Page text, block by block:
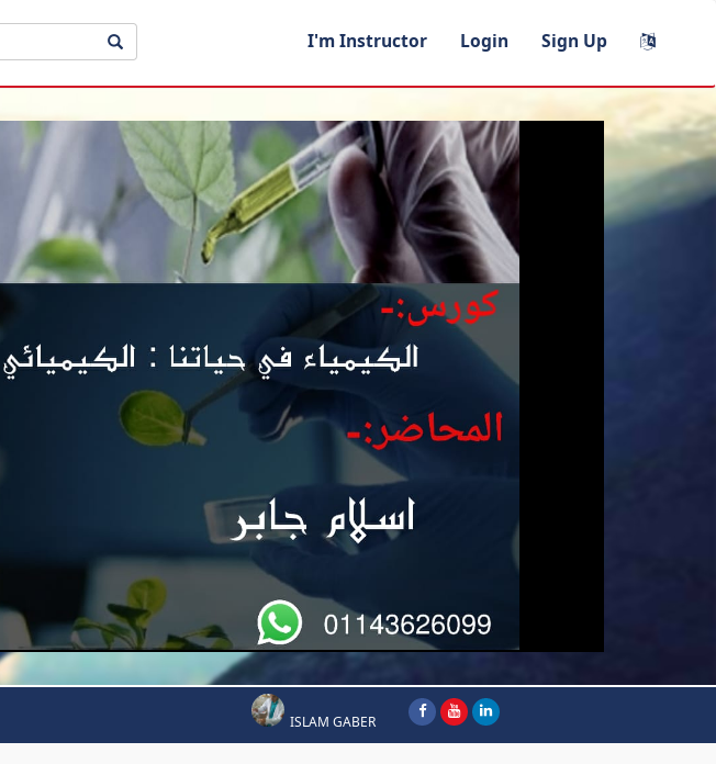
I'm Instructor Login Sign Up
ISLAM GABER